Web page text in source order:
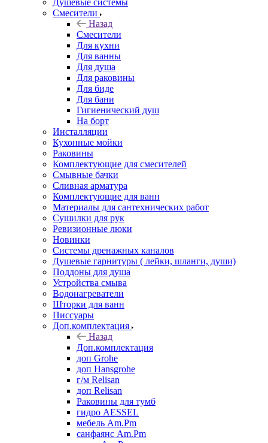
Душевые системы
Смесители
Назад
Смесители
Для кухни
Для ванны
Для душа
Для раковины
Для биде
Для бани
Гигиенический душ
На борт
Инсталляции
Кухонные мойки
Раковины
Комплектующие для смесителей
Смывные бачки
Сливная арматура
Комплектующие для ванн
Материалы для сантехнических работ
Сушилки для рук
Ревизионные люки
Новинки
Системы дренажных каналов
Душевые гарнитуры ( лейки, шланги, души)
Поддоны для душа
Устройства смыва
Водонагреватели
Шторки для ванн
Писсуары
Доп.комплектация
Назад
Доп.комплектация
доп Grohe
доп Hansgrohe
г/м Relisan
доп Relisan
Раковины для тумб
гидро AESSEL
мебель Am.Pm
санфаянс Am.Pm